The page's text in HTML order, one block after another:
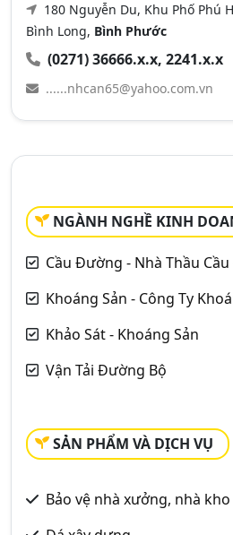
180 Nguyễn Du, Khu Phố Phú
Bình Long, Bình Phước
(0271) 36666.x.x, 2241.x.x
......nhcan65@yahoo.com.vn
NGÀNH NGHỀ KINH
Cầu Đường - Nhà Thầu
Khoáng Sản - Công Ty
Khảo Sát - Khoáng Sản
Vận Tải Đường Bộ
SẢN PHẨM VÀ DỊCH VỤ
Bảo vệ nhà xưởng, nhà kho